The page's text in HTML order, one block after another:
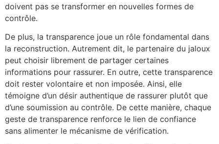
doivent pas se transformer en nouvelles formes de
contrôle.
De plus, la transparence joue un rôle fondamental dans
la reconstruction. Autrement dit, le partenaire du jaloux
peut choisir librement de partager certaines
informations pour rassurer. En outre, cette transparence
doit rester volontaire et non imposée. Ainsi, elle
témoigne d’un désir authentique de rassurer plutôt que
d’une soumission au contrôle. De cette manière, chaque
geste de transparence renforce le lien de confiance
sans alimenter le mécanisme de vérification.